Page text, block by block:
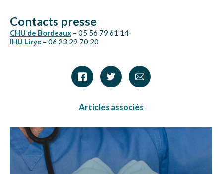
Contacts presse
CHU de Bordeaux – 05 56 79 61 14
IHU Liryc – 06 23 29 70 20
Articles associés